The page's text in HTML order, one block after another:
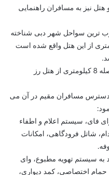
نیز به مسافران راهنمایی
ترین سواحل شهر دبی شناخته
در فاصله 2.5 کیلومتری از این هتل واقع شده است
فرودگاه بین المللی دبی نیز در فاصله 8 کیلومتری از هتل رز
و دسترس مسافران مقیم در آن می
24 ساعته، وای فای، سیستم اعلام و اطفاء
شاتل فرودگاهی، امکانات
به سیستم تهویه مطبوع، وای
اختصاصی، کمد دیواری،